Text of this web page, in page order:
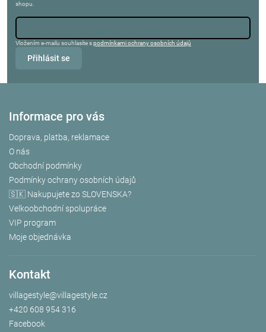
shopu.
Vložením e-mailu souhlasíte spodmínkami ochrany osobních údajů
Přihlásit se
Informace pro vás
Doprava, platba, reklamace
O nás
Obchodní podmínky
Podmínky ochrany osobních údajů
🇸🇰 Nakupujete zo SLOVENSKA?
Velkoobchodní spolupráce
VIP program
Moje objednávka
Kontakt
villagestyle@villagestyle.cz
+420 608 954 316
Facebook